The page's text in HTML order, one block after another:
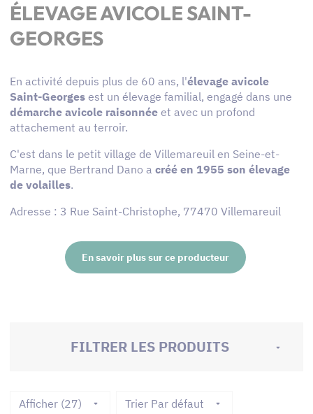
ÉLEVAGE AVICOLE SAINT-
GEORGES
En activité depuis plus de 60 ans, l'élevage avicole
Saint-Georges est un élevage familial, engagé dans une
démarche avicole raisonnée et avec un profond
attachement au terroir.
C'est dans le petit village de Villemareuil en Seine-et-
Marne, que Bertrand Dano a créé en 1955 son élevage
de volailles.
Adresse : 3 Rue Saint-Christophe, 77470 Villemareuil
En savoir plus sur ce producteur
FILTRER LES PRODUITS
Afficher (27) Trier Par défaut